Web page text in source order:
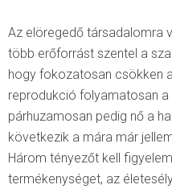
Az elöregedő társadalomra
több erőforrást szentel a
hogy fokozatosan csökken
reprodukció folyamatosan
párhuzamosan pedig nő a
következik a mára már
Három tényezőt kell
termékenységet, az